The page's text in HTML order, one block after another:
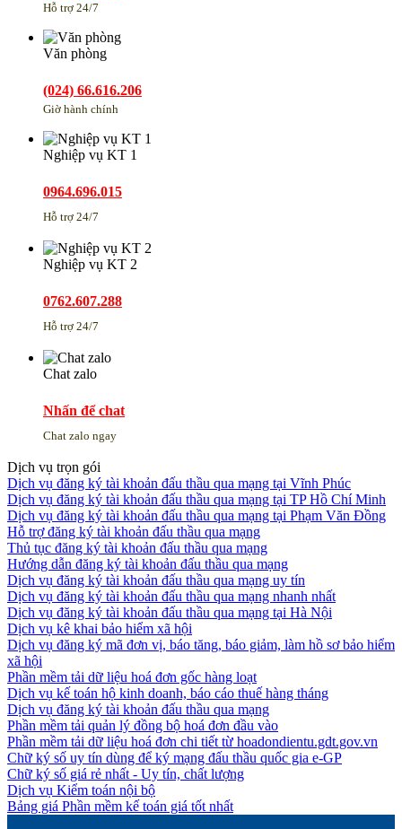
Hỗ trợ 24/7
Văn phòng
(024) 66.616.206
Giờ hành chính
Nghiệp vụ KT 1
0964.696.015
Hỗ trợ 24/7
Nghiệp vụ KT 2
0762.607.288
Hỗ trợ 24/7
Chat zalo
Nhấn để chat
Chat zalo ngay
Dịch vụ trọn gói
Dịch vụ đăng ký tài khoản đấu thầu qua mạng tại Vĩnh Phúc
Dịch vụ đăng ký tài khoản đấu thầu qua mạng tại TP Hồ Chí Minh
Dịch vụ đăng ký tài khoản đấu thầu qua mạng tại Phạm Văn Đồng
Hỗ trợ đăng ký tài khoản đấu thầu qua mạng
Thủ tục đăng ký tài khoản đấu thầu qua mạng
Hướng dẫn đăng ký tài khoản đấu thầu qua mạng
Dịch vụ đăng ký tài khoản đấu thầu qua mạng uy tín
Dịch vụ đăng ký tài khoản đấu thầu qua mạng nhanh nhất
Dịch vụ đăng ký tài khoản đấu thầu qua mạng tại Hà Nội
Dịch vụ kê khai bảo hiểm xã hội
Dịch vụ đăng ký mã đơn vị, báo tăng, báo giảm, làm hồ sơ bảo hiểm
xã hội
Phần mềm tải dữ liệu hoá đơn gốc hàng loạt
Dịch vụ kế toán hộ kinh doanh, báo cáo thuế hàng tháng
Dịch vụ đăng ký tài khoản đấu thầu qua mạng
Phần mềm tải quản lý đồng bộ hoá đơn đầu vào
Phần mềm tải dữ liệu hoá đơn chi tiết từ hoadondientu.gdt.gov.vn
Chữ ký số uy tín dùng để ký mạng đấu thầu quốc gia e-GP
Chữ ký số giá rẻ nhất - Uy tín, chất lượng
Dịch vụ Kiểm toán nội bộ
Bảng giá Phần mềm kế toán giá tốt nhất